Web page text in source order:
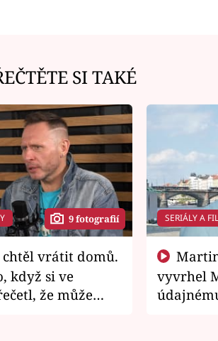
SI TAKÉ
9 fotografií
když si ve
že může
SERIÁLY A
vyvrhel